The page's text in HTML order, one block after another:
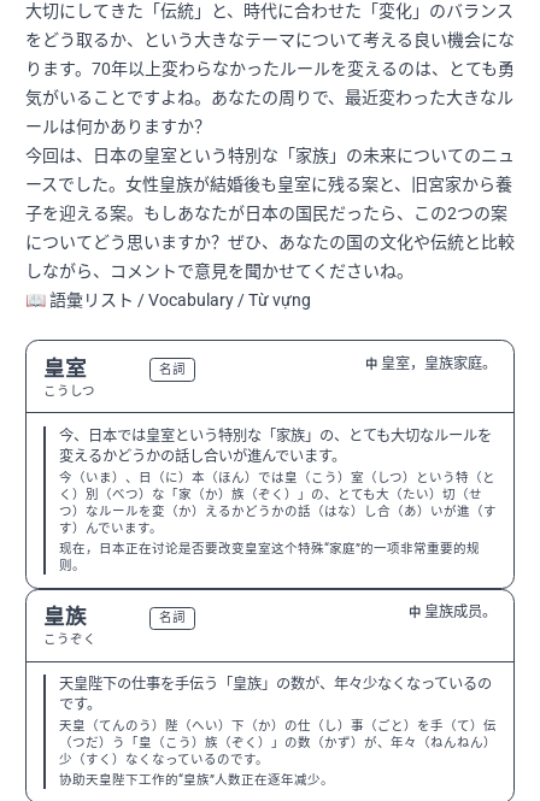
大切にしてきた「伝統」と、時代に合わせた「変化」のバランス
をどう取るか、という大きなテーマについて考える良い機会にな
ります。70年以上変わらなかったルールを変えるのは、とても勇
気がいることですよね。あなたの周りで、最近変わった大きなル
ールは何かありますか？
今回は、日本の皇室という特別な「家族」の未来についてのニュ
ースでした。女性皇族が結婚後も皇室に残る案と、旧宮家から養
子を迎える案。もしあなたが日本の国民だったら、この2つの案
についてどう思いますか？ぜひ、あなたの国の文化や伝統と比較
しながら、コメントで意見を聞かせてくださいね。
📖 語彙リスト / Vocabulary / Từ vựng
皇室
こうしつ
名詞 中 皇室，皇族家庭。
今、日本では皇室という特別な「家族」の、とても大切なルールを
変えるかどうかの話し合いが進んでいます。
今（いま）、日（に）本（ほん）では皇（こう）室（しつ）という特（と
く）別（べつ）な「家（か）族（ぞく）」の、とても大（たい）切（せ
つ）なルールを変（か）えるかどうかの話（はな）し合（あ）いが進（す
す）んでいます。
现在，日本正在讨论是否要改变皇室这个特殊“家庭”的一项非常重要的规
则。
皇族
こうぞく
名詞 中 皇族成员。
天皇陛下の仕事を手伝う「皇族」の数が、年々少なくなっているの
です。
天皇（てんのう）陛（へい）下（か）の仕（し）事（ごと）を手（て）伝
（つだ）う「皇（こう）族（ぞく）」の数（かず）が、年々（ねんねん）
少（すく）なくなっているのです。
协助天皇陛下工作的“皇族”人数正在逐年减少。